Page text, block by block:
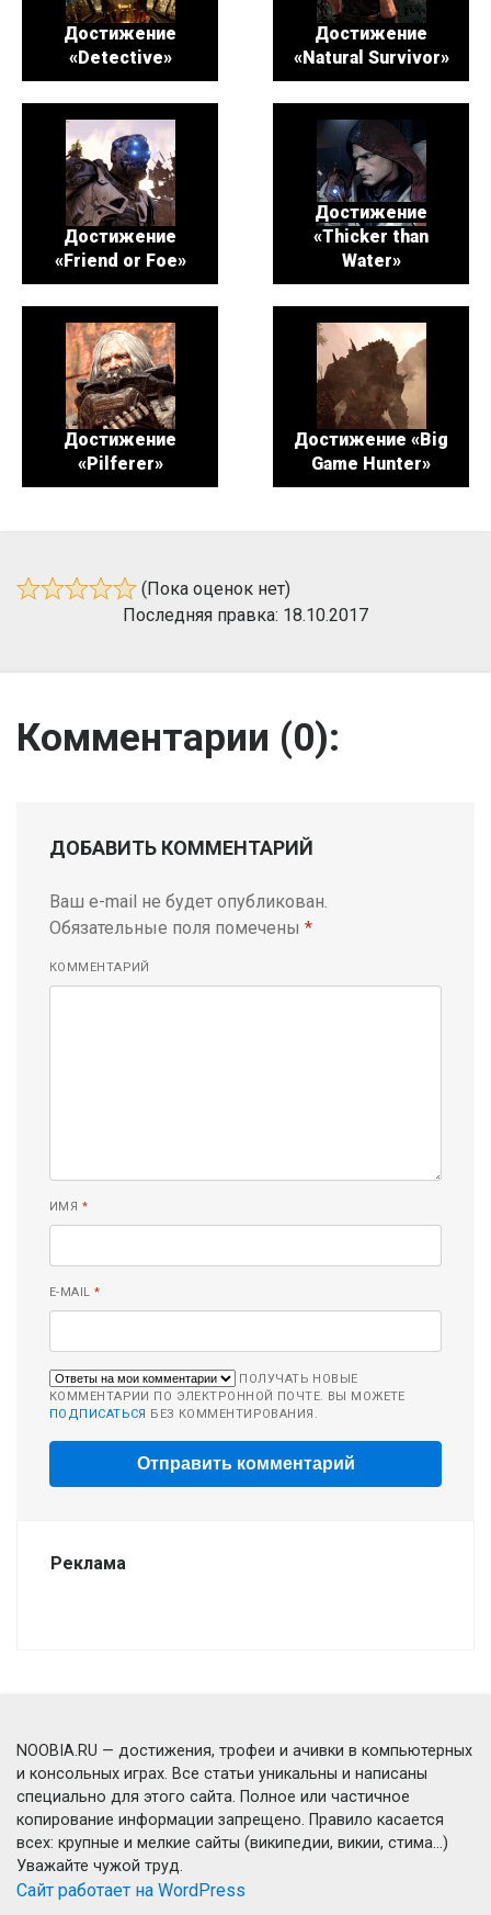
Достижение
«Detective»
Достижение
«Natural Survivor»
Достижение
«Friend or Foe»
Достижение
«Thicker than
Water»
Достижение
«Pilferer»
Достижение «Big
Game Hunter»
(Пока оценок нет)
Последняя правка: 18.10.2017
Комментарии (0):
ДОБАВИТЬ КОММЕНТАРИЙ
Ваш e-mail не будет опубликован.
Обязательные поля помечены *
КОММЕНТАРИЙ
ИМЯ *
E-MAIL*
ПОЛУЧАТЬ НОВЫЕ
КОММЕНТАРИИ ПО ЭЛЕКТРОННОЙ ПОЧТЕ. ВЫ МОЖЕТЕ
ПОДПИСАТЬСЯ БЕЗ КОММЕНТИРОВАНИЯ.
Реклама
NOOBIA.RU — достижения, трофеи и ачивки в компьютерных
и консольных играх. Все статьи уникальны и написаны
специально для этого сайта. Полное или частичное
копирование информации запрещено. Правило касается
всех: крупные и мелкие сайты (википедии, викии, стима...)
Уважайте чужой труд.
Сайт работает на WordPress